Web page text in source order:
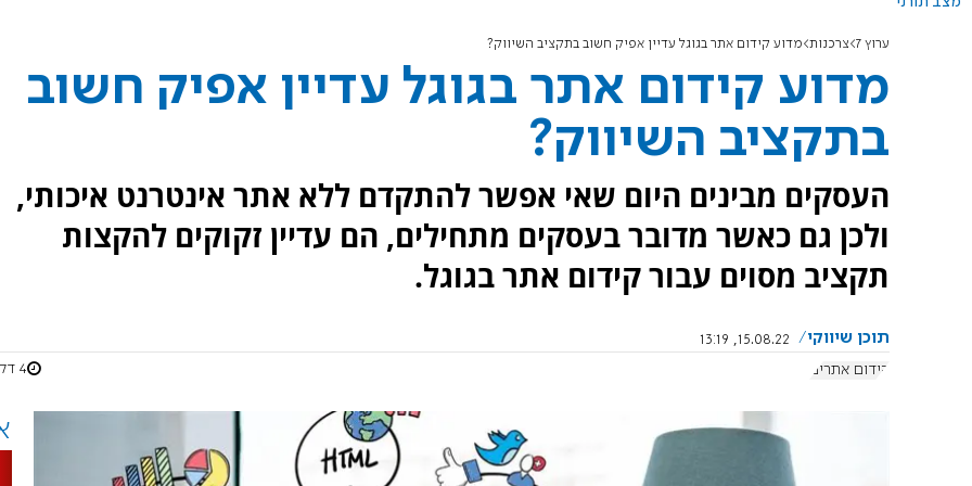
ערוץ 7 צרכנות מדוע קידום אתר בגוגל עדיין אפיק חשוב בתקציב השיווק?
מדוע קידום אתר בגוגל עדיין אפיק חשוב
בתקציב השיווק?
העסקים מבינים היום שאי אפשר להתקדם ללא אתר אינטרנט איכותי,
ולכן גם כאשר מדובר בעסקים מתחילים, הם עדיין זקוקים להקצות
תקציב מסוים עבור קידום אתר בגוגל.
תוכן שיווקי
15.08.22, 13:19
קידום אתרים
4 דקות